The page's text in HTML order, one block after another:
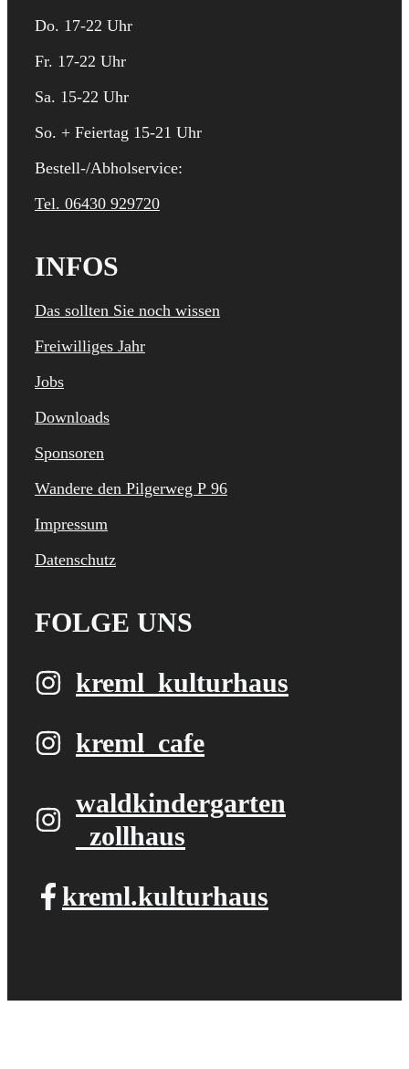
Do. 17-22 Uhr
Fr. 17-22 Uhr
Sa. 15-22 Uhr
So. + Feiertag 15-21 Uhr
Bestell-/Abholservice:
Tel. 06430 929720
INFOS
Das sollten Sie noch wissen
Freiwilliges Jahr
Jobs
Downloads
Sponsoren
Wandere den Pilgerweg P 96
Impressum
Datenschutz
FOLGE UNS
kreml_kulturhaus
kreml_cafe
waldkindergarten​
_zollhaus
kreml.kulturhaus